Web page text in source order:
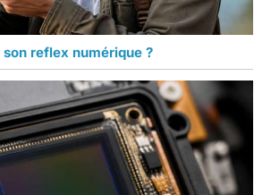
reflex numérique ?